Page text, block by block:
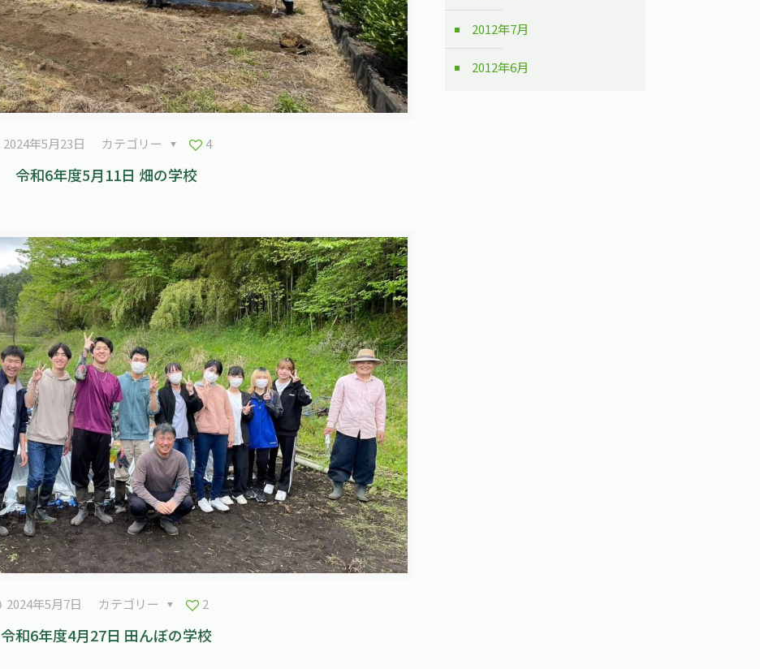
2024年5月23日 カテゴリー 4
令和6年度5月11日 畑の学校
2024年5月7日 カテゴリー 2
令和6年度4月27日 田んぼの学校
2012年7月
2012年6月